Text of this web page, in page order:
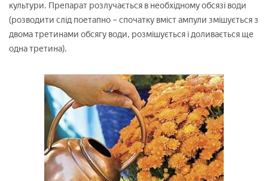
культури. Препарат розлучається в необхідному обсязі води
(розводити слід поетапно – спочатку вміст ампули змішується з
двома третинами обсягу води, розмішується і доливається ще
одна третина).